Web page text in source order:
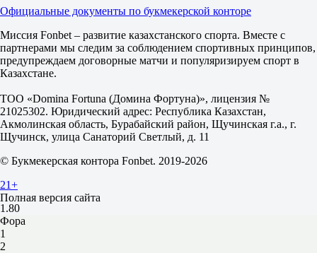
М
4
1.93
1.77
ИТ 2
Б
М
3.5
1.90
1.80
Чикаго Кабс
-
Торонто Блю Джейс
Сегодня в 21:20
1.95
-
1.80
Фора
1
2
Официальные документы по букмекерской конторе
Миссия Fonbet – развитие казахстанского спорта. Вместе с
партнерами мы следим за соблюдением спортивных принципов,
предупреждаем договорные матчи и популяризируем спорт в
Казахстане.
ТОО «Domina Fortuna (Домина Фортуна)», лицензия №
21025302. Юридический адрес: Республика Казахстан,
Акмолинская область, Бурабайский район, Щучинская г.а., г.
Щучинск, улица Санаторий Светлый, д. 11
© Букмекерская контора Fonbet. 2019-2026
21+
Полная версия сайта